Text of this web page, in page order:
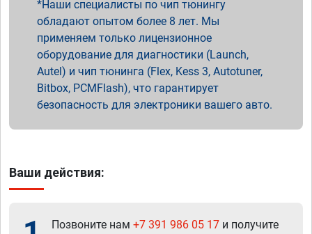
Наши специалисты по чип тюнингу
обладают опытом более 8 лет. Мы
применяем только лицензионное
оборудование для диагностики (Launch,
Autel) и чип тюнинга (Flex, Kess 3, Autotuner,
Bitbox, PCMFlash), что гарантирует
безопасность для электроники вашего авто.
Ваши действия:
Позвоните нам +7 391 986 05 17 и получите